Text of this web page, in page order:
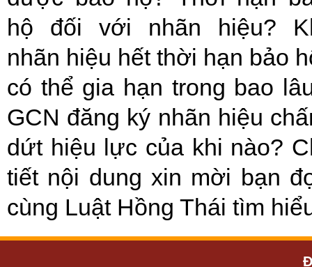
hộ đối với nhãn hiệu?
nhãn hiệu hết thời hạn bảo
có thể gia hạn trong bao
GCN đăng ký nhãn hiệu
dứt hiệu lực của khi nào?
tiết nội dung xin mời bạn
cùng Luật Hồng Thái tìm